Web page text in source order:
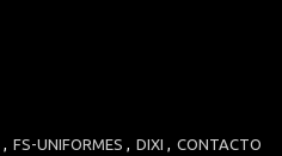
FS-UNIFORMES DIXI CONTACTO